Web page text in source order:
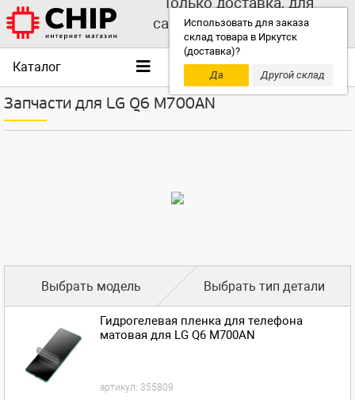
Использовать для заказа
склад товара в Иркутск
(доставка)?
Да
Другой склад
самовывоза выбирайте
другой склад!
Каталог
Запчасти для LG Q6 M700AN
Выбрать модель Выбрать тип детали
Гидрогелевая пленка для телефона
матовая для LG Q6 M700AN
артикул: 355809